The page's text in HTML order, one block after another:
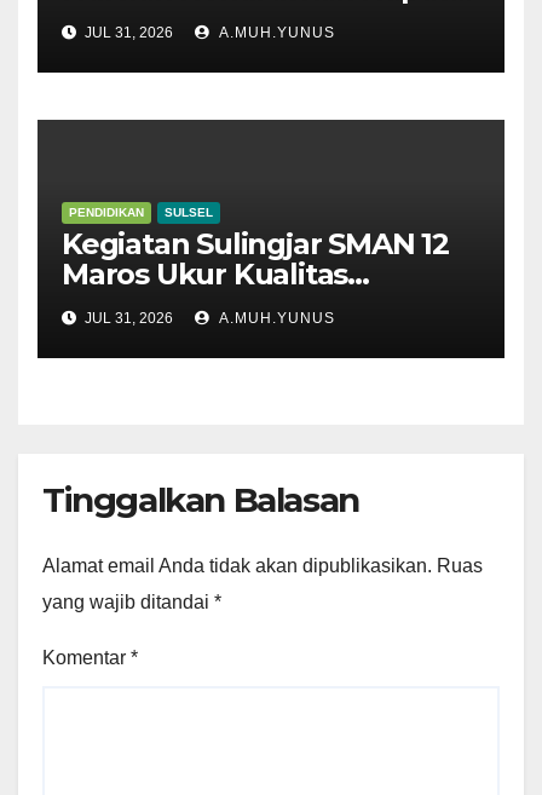
Terakhir
JUL 31, 2026 A.MUH.YUNUS
PENDIDIKAN SULSEL
Kegiatan Sulingjar SMAN 12
Maros Ukur Kualitas
Pembelajaran
JUL 31, 2026 A.MUH.YUNUS
Tinggalkan Balasan
Alamat email Anda tidak akan dipublikasikan. Ruas
yang wajib ditandai *
Komentar *